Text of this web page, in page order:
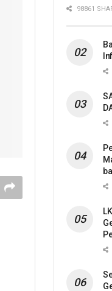
98861